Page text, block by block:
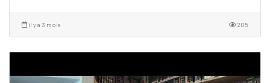
il y a 3 mois 205